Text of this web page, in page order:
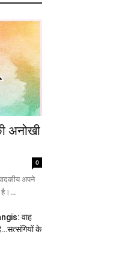
अनोखी
0
अपने
है।...
वाह
के